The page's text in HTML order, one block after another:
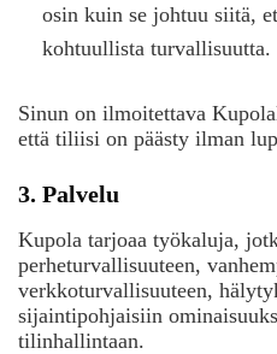
osin kuin se johtuu siitä,
kohtuullista turvallisuutta.
Sinun on ilmoitettava
että tiliisi on päästy ilman
3. Palvelu
Kupola tarjoaa työkaluja,
perheturvallisuuteen,
verkkoturvallisuuteen,
sijaintipohjaisiin
tilinhallintaan.